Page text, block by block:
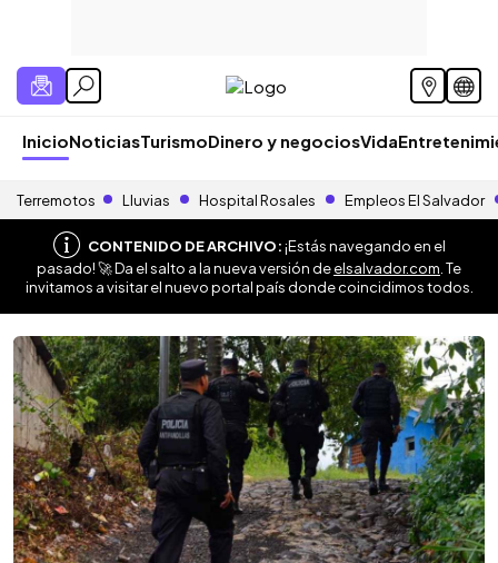
InicioNoticiasTurismoDinero y negociosVida
Terremotos Lluvias Hospital Rosales Empleos El Salvador
CONTENIDO DE ARCHIVO:¡Estás navegando en el
pasado! 🚀 Da el salto a la nueva versión deelsalvador.com . Te
invitamos a visitar el nuevo portal país donde coincidimos todos.